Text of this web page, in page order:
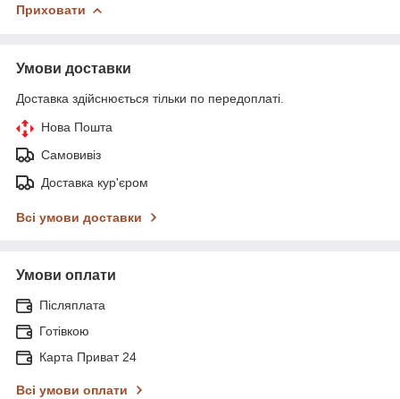
Приховати
Умови доставки
Доставка здійснюється тільки по передоплаті.
Нова Пошта
Самовивіз
Доставка кур'єром
Всі умови доставки
Умови оплати
Післяплата
Готівкою
Карта Приват 24
Всі умови оплати